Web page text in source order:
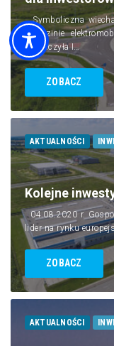
Symboliczna
dziedzinie
zakończyła I…
ZOBACZ
AKTUALNOŚCI
Kolejne
04.08.2020 r.
lider na rynku
ZOBACZ
AKTUALNOŚCI